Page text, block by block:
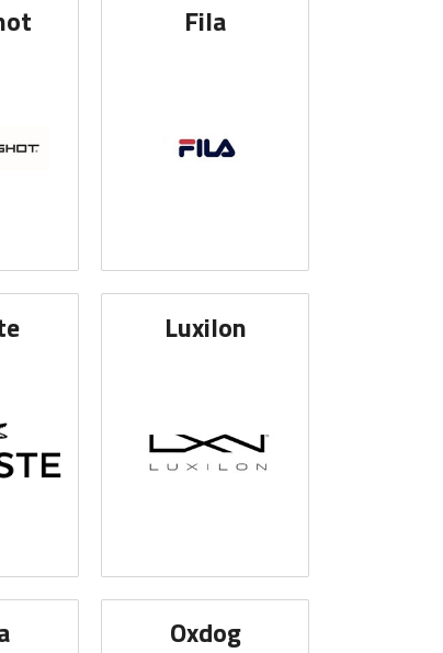
Fila
Luxilon
Oxdog